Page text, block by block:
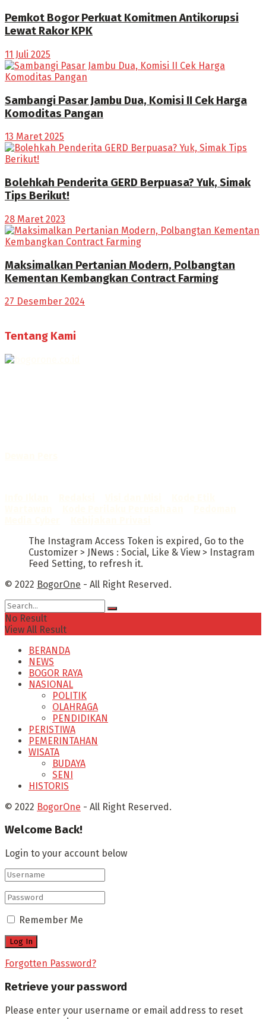
Pemkot Bogor Perkuat Komitmen Antikorupsi
Lewat Rakor KPK
11 Juli 2025
Sambangi Pasar Jambu Dua, Komisi II Cek Harga
Komoditas Pangan
13 Maret 2025
Bolehkah Penderita GERD Berpuasa? Yuk, Simak
Tips Berikut!
28 Maret 2023
Maksimalkan Pertanian Modern, Polbangtan
Kementan Kembangkan Contract Farming
27 Desember 2024
Tentang Kami
The Instagram Access Token is expired, Go to the
Customizer > JNews : Social, Like & View > Instagram
Feed Setting, to refresh it.
© 2022 BogorOne - All Right Reserved.
No Result
View All Result
BERANDA
NEWS
BOGOR RAYA
NASIONAL
POLITIK
OLAHRAGA
PENDIDIKAN
PERISTIWA
PEMERINTAHAN
WISATA
BUDAYA
SENI
HISTORIS
© 2022 BogorOne - All Right Reserved.
Welcome Back!
Login to your account below
Remember Me
Forgotten Password?
Retrieve your password
Please enter your username or email address to reset